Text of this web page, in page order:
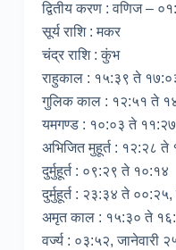
द्वितीय करण : वणिज –
सूर्य राशि : मकर
चंद्र राशि : कुंभ
राहुकाल : १५:३९ ते
गुलिक काल : १२:५१ ते
यमगण्ड : १०:०३ ते ११:२७
अभिजित मुहूर्त : १२:२८ ते
दुर्मुहूर्त : ०९:२९ ते १०:१४
दुर्मुहूर्त : २३:३४ ते ००:२५,
अमृत काल : १५:३० ते
वर्ज्य : ०३:५२, जानेवारी